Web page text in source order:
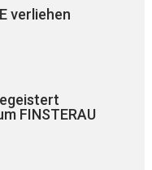
verliehen
FINSTERAU